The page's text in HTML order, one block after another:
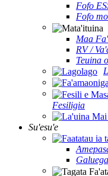
Fofo
Fofo
Maa
RV /
Teuina
Fesiligia
Su'esu'e
Galuega